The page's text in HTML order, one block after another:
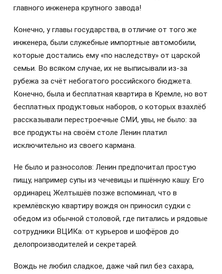
главного инженера крупного завода!
Конечно, у главы государства, в отличие от того же
инженера, были служебные импортные автомобили,
которые достались ему «по наследству» от царской
семьи. Во всяком случае, их не выписывали из-за
рубежа за счёт небогатого российского бюджета.
Конечно, была и бесплатная квартира в Кремле, но вот
бесплатных продуктовых наборов, о которых взахлёб
рассказывали перестроечные СМИ, увы, не было: за
все продукты на своём столе Ленин платил
исключительно из своего кармана.
Не было и разносолов: Ленин предпочитал простую
пищу, например супы из чечевицы и пшённую кашу. Его
ординарец Желтышёв позже вспоминал, что в
кремлёвскую квартиру вождя он приносил судки с
обедом из обычной столовой, где питались и рядовые
сотрудники ВЦИКа: от курьеров и шофёров до
делопроизводителей и секретарей.
Вождь не любил сладкое, даже чай пил без сахара,